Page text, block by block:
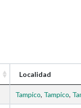
Localidad
Tampico, Tampico,